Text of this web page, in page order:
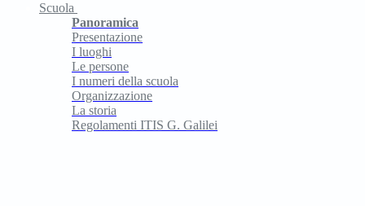
Scuola
Panoramica
Presentazione
I luoghi
Le persone
I numeri della scuola
Organizzazione
La storia
Regolamenti ITIS G. Galilei